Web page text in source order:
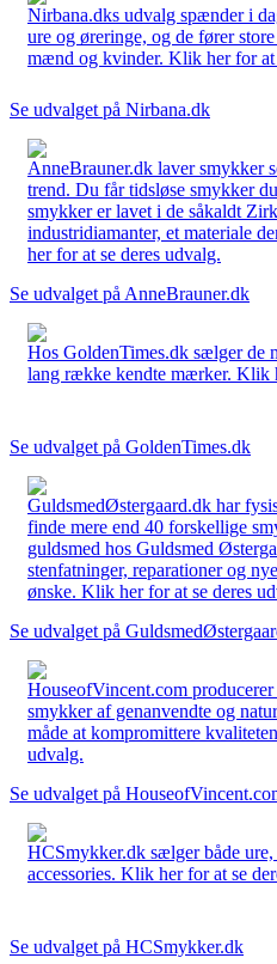
Nirbana.dks udvalg spænder i
ure og øreringe, og de fører
mænd og kvinder. Klik her for at
Se udvalget på Nirbana.dk
AnneBrauner.dk laver smykker
trend. Du får tidsløse smykker
smykker er lavet i de såkaldt
industridiamanter, et materiale
her for at se deres udvalg.
Se udvalget på AnneBrauner.dk
Hos GoldenTimes.dk sælger de
lang række kendte mærker. Klik
Se udvalget på GoldenTimes.dk
GuldsmedØstergaard.dk har
finde mere end 40 forskellige
guldsmed hos Guldsmed
stenfatninger, reparationer og
ønske. Klik her for at se deres
Se udvalget på
HouseofVincent.com producerer
smykker af genanvendte og
måde at kompromittere
udvalg.
Se udvalget på
HCSmykker.dk sælger både
accessories. Klik her for at se
Se udvalget på HCSmykker.dk